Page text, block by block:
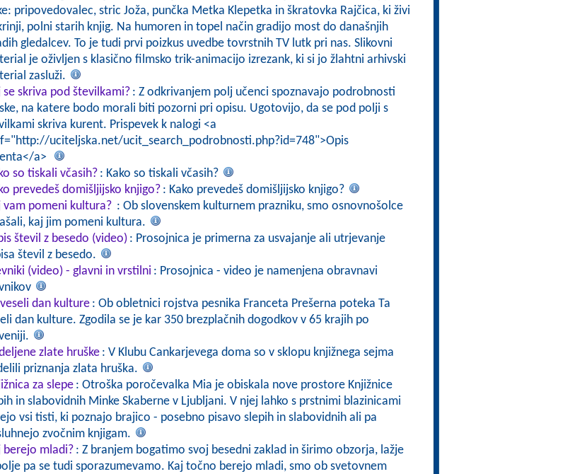
pripovedovalec, stric Joža, punčka Metka Klepetka in škratovka Rajčica, ki živi
polni starih knjig. Na humoren in topel način gradijo most do današnjih
gledalcev. To je tudi prvi poizkus uvedbe tovrstnih TV lutk pri nas. Slikovni
je oživljen s klasično filmsko trik-animacijo izrezank, ki si jo žlahtni arhivski
zasluži.
se skriva pod številkami? : Z odkrivanjem polj učenci spoznavajo podrobnosti
na katere bodo morali biti pozorni pri opisu. Ugotovijo, da se pod polji s
skriva kurent. Prispevek k nalogi <a
uciteljska.net/ucit_search_podrobnosti.php?id=748">Opis
a>
so tiskali včasih? : Kako so tiskali včasih?
prevedeš domišljijsko knjigo? : Kako prevedeš domišljijsko knjigo?
vam pomeni kultura? : Ob slovenskem kulturnem prazniku, smo osnovnošolce
kaj jim pomeni kultura.
števil z besedo (video) : Prosojnica je primerna za usvajanje ali utrjevanje
števil z besedo.
(video) - glavni in vrstilni : Prosojnica - video je namenjena obravnavi
dan kulture : Ob obletnici rojstva pesnika Franceta Prešerna poteka Ta
dan kulture. Zgodila se je kar 350 brezplačnih dogodkov v 65 krajih po
zlate hruške : V Klubu Cankarjevega doma so v sklopu knjižnega sejma
priznanja zlata hruška.
za slepe : Otroška poročevalka Mia je obiskala nove prostore Knjižnice
in slabovidnih Minke Skaberne v Ljubljani. V njej lahko s prstnimi blazinicami
vsi tisti, ki poznajo brajico - posebno pisavo slepih in slabovidnih ali pa
zvočnim knjigam.
berejo mladi? : Z branjem bogatimo svoj besedni zaklad in širimo obzorja, lažje
pa se tudi sporazumevamo. Kaj točno berejo mladi, smo ob svetovnem